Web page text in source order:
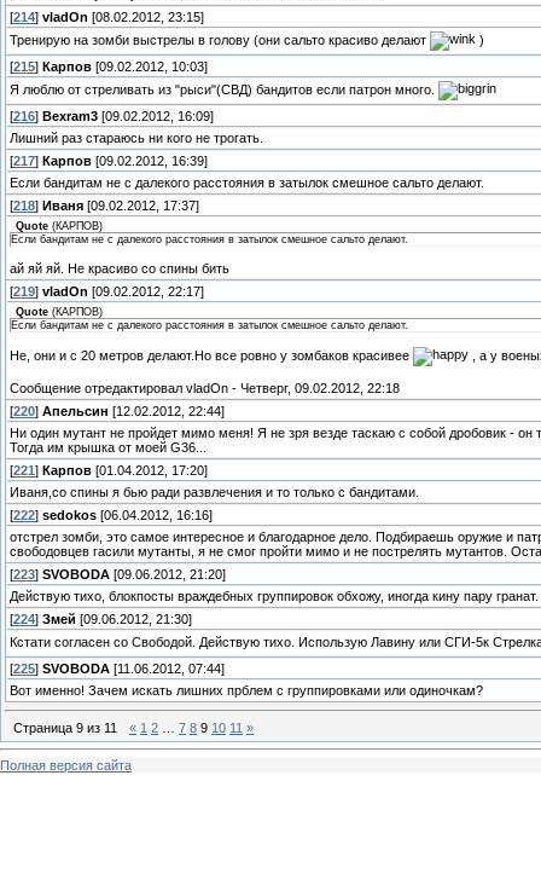
[214] vladOn [08.02.2012, 23:15]
Тренирую на зомби выстрелы в голову (они сальто красиво делают
)
[215] Карпов [09.02.2012, 10:03]
Я люблю от стреливать из "рыси"(СВД) бандитов если патрон много.
[216] Bexram3 [09.02.2012, 16:09]
Лишний раз стараюсь ни кого не трогать.
[217] Карпов [09.02.2012, 16:39]
Если бандитам не с далекого расстояния в затылок смешное сальто делают.
[218] Иваня [09.02.2012, 17:37]
Quote (КАРПОВ)
Если бандитам не с далекого расстояния в затылок смешное сальто делают.
ай яй яй. Не красиво со спины бить
[219] vladOn [09.02.2012, 22:17]
Quote (КАРПОВ)
Если бандитам не с далекого расстояния в затылок смешное сальто делают.
Не, они и с 20 метров делают.Но все ровно у зомбаков красивее , а у
Сообщение отредактировал vladOn - Четверг, 09.02.2012, 22:18
[220] Апельсин [12.02.2012, 22:44]
Ни один мутант не пройдет мимо меня! Я не зря везде таскаю с собой дробовик -
Тогда им крышка от моей G36...
[221 ] Карпов [01.04.2012, 17:20]
Иваня,со спины я бью ради развлечения и то только с бандитами.
[222] sedokos [06.04.2012, 16:16]
отстрел зомби, это самое интересное и благодарное дело. Подбираешь оружие и
свободовцев гасили мутанты, я не смог пройти мимо и не пострелять мутантов.
[223] SVOBODA [09.06.2012, 21:20]
Действую тихо, блокпосты враждебных группировок обхожу, иногда кину пару
[224] Змей [09.06.2012, 21:30]
Кстати согласен со Свободой. Действую тихо. Использую Лавину или СГИ-5к
[225] SVOBODA [11.06.2012, 07:44]
Вот именно! Зачем искать лишних прблем с группировками или одиночкам?
Страница 9 из 11 « 1 2 7 8 9 10 11 »
Полная версия сайта